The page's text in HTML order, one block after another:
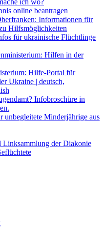
ich wo?
online beantragen
Informationen für
Hilfsmöglichkeiten
für ukrainische Flüchtlinge
Hilfen in der
Hilfe-Portal für
Ukraine | deutsch,
Infobroschüre in
unbegleitete Minderjährige aus
Linksammlung der Diakonie